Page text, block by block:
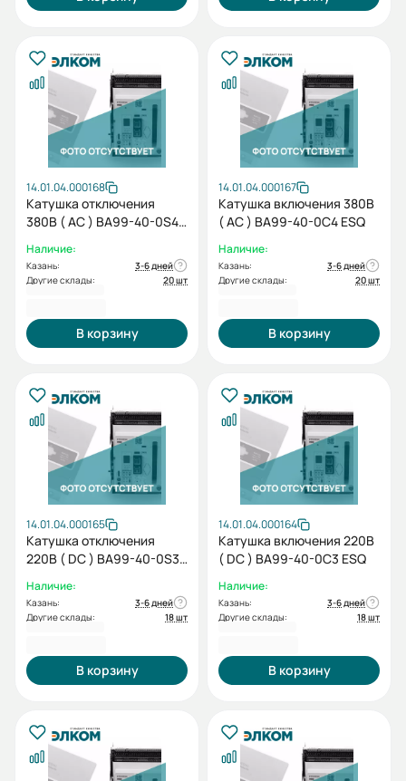
14.01.04.000168
Катушка отключения
380В ( AC ) BA99-40-0S4
Наличие:
Казань:
3-6 дней
Другие склады:
20 шт
В корзину
14.01.04.000167
Катушка включения 380В
( AC ) BA99-40-0C4 ESQ
Наличие:
Казань:
3-6 дней
Другие склады:
20 шт
В корзину
14.01.04.000165
Катушка отключения
220В ( DC ) BA99-40-0S3
Наличие:
Казань:
3-6 дней
Другие склады:
18 шт
В корзину
14.01.04.000164
Катушка включения 220В
( DC ) BA99-40-0C3 ESQ
Наличие:
Казань:
3-6 дней
Другие склады:
18 шт
В корзину